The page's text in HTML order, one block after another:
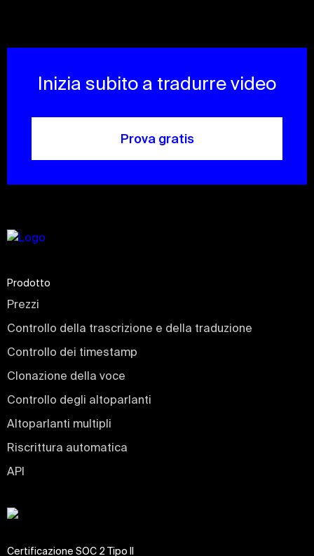
Inizia subito a tradurre video
Prova gratis
Prodotto
Prezzi
Controllo della trascrizione e della traduzione
Controllo dei timestamp
Clonazione della voce
Controllo degli altoparlanti
Altoparlanti multipli
Riscrittura automatica
API
Certificazione SOC 2 Tipo II